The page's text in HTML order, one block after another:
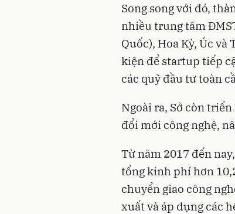
Song song với đó,
nhiều trung tâm
Quốc), Hoa Kỳ, Úc và
kiện để startup tiếp
các quỹ đầu tư toàn
Ngoài ra, Sở còn
đổi mới công nghệ,
Từ năm 2017 đến
tổng kinh phí hơn
chuyển giao công
xuất và áp dụng các